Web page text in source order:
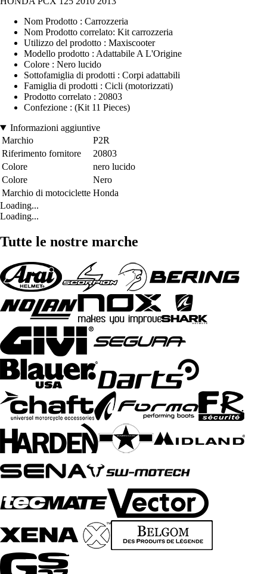
Nom Prodotto : Carrozzeria
Nom Prodotto correlato: Kit carrozzeria
Utilizzo del prodotto : Maxiscooter
Modello prodotto : Adattabile A L'Origine
Colore : Nero lucido
Sottofamiglia di prodotti : Corpi adattabili
Famiglia di prodotti : Cicli (motorizzati)
Prodotto correlato : 20803
Confezione : (Kit 11 Pieces)
Informazioni aggiuntive
Marchio
P2R
Riferimento fornitore
20803
Colore
nero lucido
Colore
Nero
Marchio di motociclette Honda
Loading...
Loading...
Tutte le nostre marche